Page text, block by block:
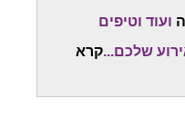
ועוד וטיפים
שלכם...קרא